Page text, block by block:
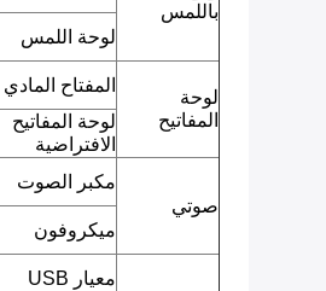
باللمس
لوحة اللمس
لوحة
المفاتيح
المفتاح المادي
لوحة المفاتيح
الافتراضية
صوتي
مكبر الصوت
ميكروفون
معيار USB